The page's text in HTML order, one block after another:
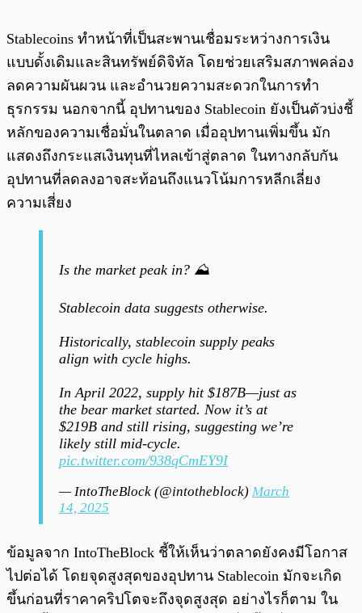
Stablecoins ทำหน้าที่เป็นสะพานเชื่อมระหว่างการเงิน
แบบดั้งเดิมและสินทรัพย์ดิจิทัล โดยช่วยเสริมสภาพคล่อง
ลดความผันผวน และอำนวยความสะดวกในการทำ
ธุรกรรม นอกจากนี้ อุปทานของ Stablecoin ยังเป็นตัวบ่งชี้
หลักของความเชื่อมั่นในตลาด เมื่ออุปทานเพิ่มขึ้น มัก
แสดงถึงกระแสเงินทุนที่ไหลเข้าสู่ตลาด ในทางกลับกัน
อุปทานที่ลดลงอาจสะท้อนถึงแนวโน้มการหลีกเลี่ยง
ความเสี่ยง
Is the market peak in? ⛰️
Stablecoin data suggests otherwise.
Historically, stablecoin supply peaks
align with cycle highs.
In April 2022, supply hit $187B—just as
the bear market started. Now it’s at
$219B and still rising, suggesting we’re
likely still mid-cycle.
pic.twitter.com/938qCmEY9I
— IntoTheBlock (@intotheblock) March
14, 2025
ข้อมูลจาก IntoTheBlock ชี้ให้เห็นว่าตลาดยังคงมีโอกาส
ไปต่อได้ โดยจุดสูงสุดของอุปทาน Stablecoin มักจะเกิด
ขึ้นก่อนที่ราคาคริปโตจะถึงจุดสูงสุด อย่างไรก็ตาม ใน